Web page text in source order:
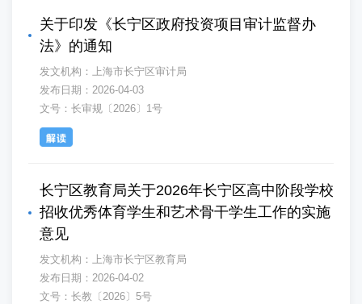
关于印发《长宁区政府投资项目审计监督办
法》的通知
发文机构：上海市长宁区审计局
发布日期：2026-04-03
文号：长审规〔2026〕1号
长宁区教育局关于2026年长宁区高中阶段学校
招收优秀体育学生和艺术骨干学生工作的实施
意见
发文机构：上海市长宁区教育局
发布日期：2026-04-02
文号：长教〔2026〕5号